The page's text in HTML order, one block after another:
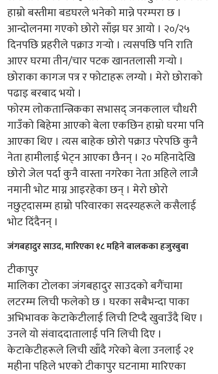
हाम्रो बस्तीमा बडघरले भनेको मान्ने परम्परा छ ।
आन्दोलनमा गएको छोरो साँझ घर आयो । २०/२५
दिनपछि प्रहरीले पक्राउ गर्‍यो । त्यसपछि पनि राति
आएर घरमा तीन/चार पटक खानतलासी गर्‍यो ।
छोराका कागज पत्र र फोटाहरू लग्यो । मेरो छोराको
पढाइ बरबाद भयो ।
फोरम लोकतान्त्रिकका सभासद् जनकलाल चौधरी
गाउँको बिहेमा आएको बेला एकछिन हाम्रो घरमा पनि
आएका थिए । त्यस बाहेक छोरो पक्राउ परेपछि कुनै
नेता हामीलाई भेट्न आएका छैनन् । २० महिनादेखि
छोरो जेल पर्दा कुनै वास्ता नगरेका नेता अहिले लाजै
नमानी भोट माग्न आइरहेका छन् । मेरो छोरो
नछुट्दासम्म हाम्रो परिवारका सदस्यहरूले कसैलाई
भोट दिंदैनन् ।
जंगबहादुर साउद, मारिएका १८ महिने बालकका हजुरबुबा
टीकापुर
मालिका टोलका जंगबहादुर साउदको बगैंचामा
लटरम्म लिची फलेको छ । घरका सबैभन्दा पाका
अभिभावक केटाकेटीलाई लिची टिप्दै खुवाउँदै थिए ।
उनले यो संवाददातालाई पनि लिची दिए ।
केटाकेटीहरूले लिची खाँदै गरेको बेला उनलाई २१
महीना पहिले भएको टीकापुर घटनामा मारिएका